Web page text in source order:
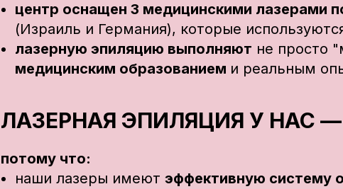
центр оснащен 3 медицинскими лазерами
(Израиль и Германия), которые
лазерную эпиляцию выполняют не просто
медицинским образованием и реальным
ЛАЗЕРНАЯ ЭПИЛЯЦИЯ У НАС
потому что:
наши лазеры имеют эффективную систему